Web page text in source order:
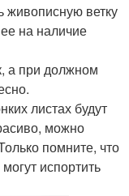
живописную ветку
на наличие
а при должном
листах будут
можно
помните, что
испортить